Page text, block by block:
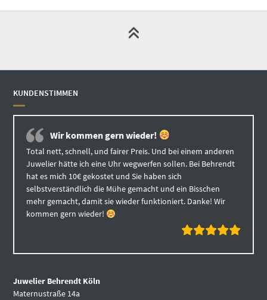
KUNDENSTIMMEN
Wir kommen gern wieder!
Total nett, schnell, und fairer Preis. Und bei einem anderen
Juwelier hätte ich eine Uhr wegwerfen sollen. Bei Behrendt
hat es mich 10€ gekostet und Sie haben sich
selbstverständlich die Mühe gemacht und ein Bisschen
mehr gemacht, damit sie wieder funktioniert. Danke! Wir
kommen gern wieder!
Juwelier Behrendt Köln
Maternustraße 14a